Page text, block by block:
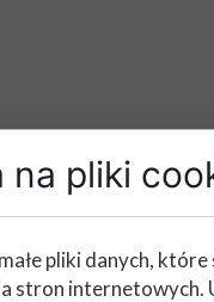
na pliki
pliki danych,
stron internetowych.